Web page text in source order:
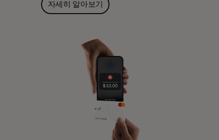
자세히 알아보기